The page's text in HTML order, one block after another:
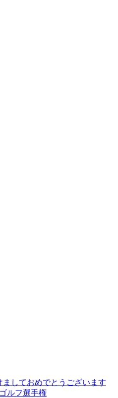
しておめでとうございます
ルフ選手権